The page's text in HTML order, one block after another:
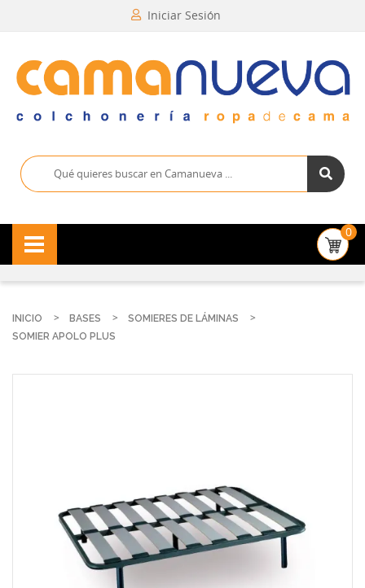
Iniciar Sesión
0
INICIO BASES
SOMIERES DE LÁMINAS
SOMIER APOLO PLUS